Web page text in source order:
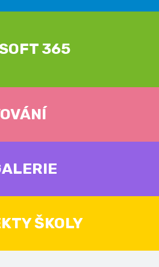
365
ŠKOLY